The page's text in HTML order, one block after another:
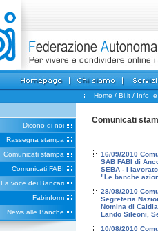
Home / Bi.it /
Dicono di noi
Rassegna stampa
Comunicati stampa
Comunicati FABI
La voce dei Bancari
Fabinform
News alle Banche
Comunicati
16/09/2010
SAB FABI di
SEBA - I
"Le banche
28/08/2010
Segreteria
Nomina di
Lando Sileoni,
10/08/2010